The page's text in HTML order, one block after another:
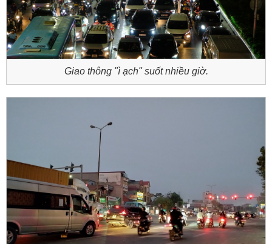
Giao thông "ì ạch" suốt nhiều giờ.